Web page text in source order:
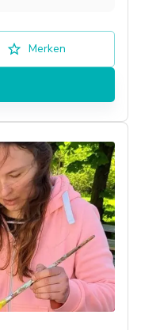
Merken